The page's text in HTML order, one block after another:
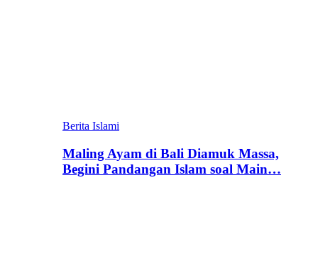
Berita Islami
Maling Ayam di Bali Diamuk Massa,
Begini Pandangan Islam soal Main…